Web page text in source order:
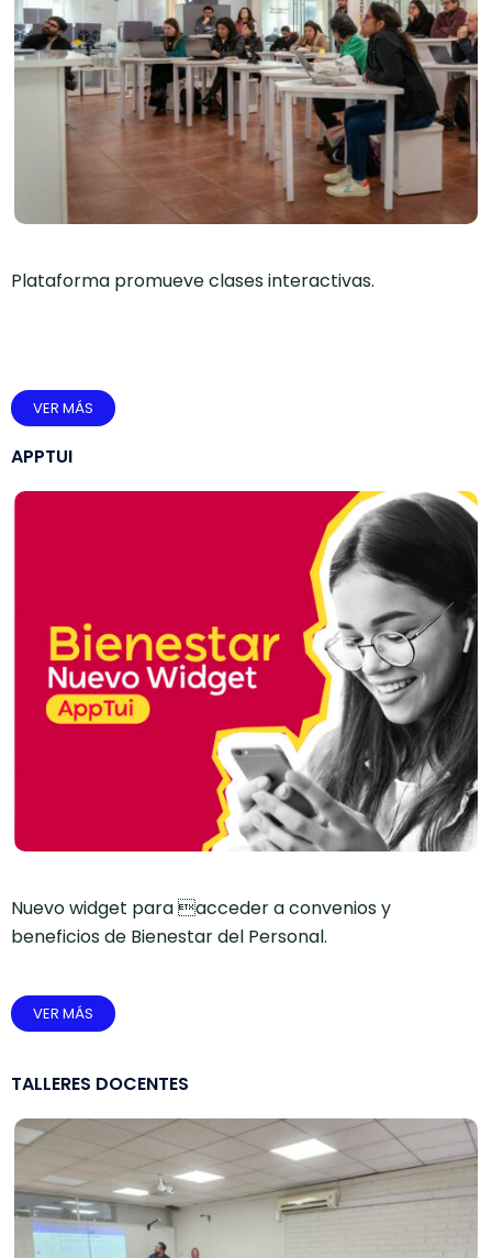
Plataforma promueve clases interactivas.
VER MÁS
APPTUI
Nuevo widget para acceder a convenios y
beneficios de Bienestar del Personal.
VER MÁS
TALLERES DOCENTES